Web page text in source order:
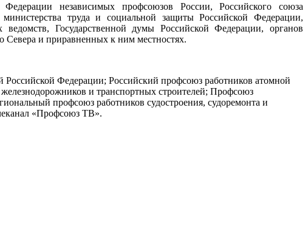
независимых профсоюзов России, Российского союза
труда и социальной защиты Российской Федерации,
Государственной думы Российской Федерации, органов
Севера и приравненных к ним местностях.
Федерации; Российский профсоюз работников атомной
и транспортных строителей; Профсоюз
профсоюз работников судостроения, судоремонта и
«Профсоюз ТВ».